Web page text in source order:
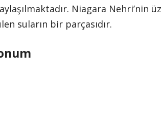
Niagara Nehri’nin
suların bir parçasıdır.